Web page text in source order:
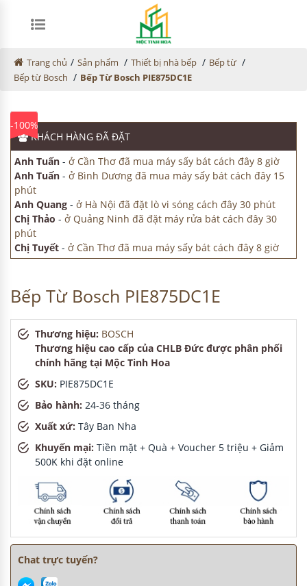
Trang chủ / Sản phẩm / Thiết bị nhà bếp / Bếp từ /
Bếp từ Bosch / Bếp Từ Bosch PIE875DC1E
-100%
KHÁCH HÀNG ĐÃ ĐẶT
Anh Tuấn - ở Cần Thơ đã mua máy sấy bát cách đây 8 giờ
Anh Tuấn - ở Bình Dương đã mua máy sấy bát cách đây 15
phút
Anh Quang - ở Hà Nội đã đặt lò vi sóng cách đây 30 phút
Chị Thảo - ở Quảng Ninh đã đặt máy rửa bát cách đây 30
phút
Chị Tuyết - ở Cần Thơ đã mua máy sấy bát cách đây 8 giờ
Bếp Từ Bosch PIE875DC1E
Thương hiệu: BOSCH
Thương hiệu cao cấp của CHLB Đức được phân phối
chính hãng tại Mộc Tinh Hoa
SKU: PIE875DC1E
Bảo hành: 24-36 tháng
Xuất xứ: Tây Ban Nha
Khuyến mại: Tiền mặt + Quà + Voucher 5 triệu + Giảm
500K khi đặt online
Chat trực tuyến?